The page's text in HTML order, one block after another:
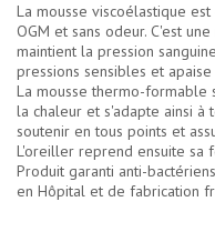
La mousse viscoélastique
OGM et sans odeur. C'est
maintient la pression
pressions sensibles et
La mousse thermo-formable
la chaleur et s'adapte ainsi
soutenir en tous points et
L'oreiller reprend ensuite sa
Produit garanti anti-
en Hôpital et de fabrication